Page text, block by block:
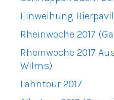
Einweihung
Rheinwoche 2017
Rheinwoche 2017
Wilms)
Lahntour 2017